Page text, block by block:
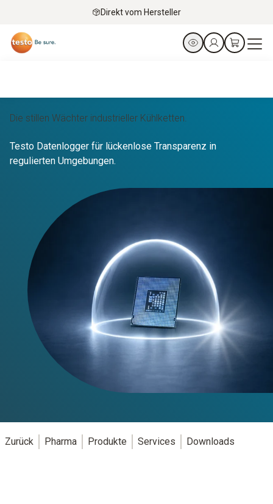
Direkt vom Hersteller
Die stillen Wächter industrieller Kühlketten.
Testo Datenlogger für lückenlose Transparenz in
regulierten Umgebungen.
Zurück Pharma Produkte Services Downloads